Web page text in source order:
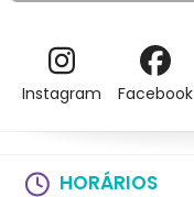
Instagram Facebook
HORÁRIOS